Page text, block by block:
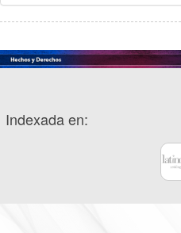
Indexada en: